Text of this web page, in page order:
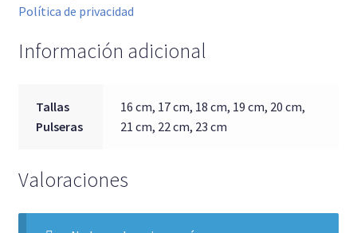
Política de privacidad
Información adicional
Tallas
Pulseras
16 cm, 17 cm, 18 cm, 19 cm, 20 cm,
21 cm, 22 cm, 23 cm
Valoraciones